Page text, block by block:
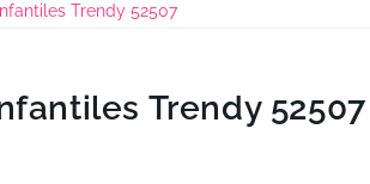
Trendy 52507
Trendy 52507